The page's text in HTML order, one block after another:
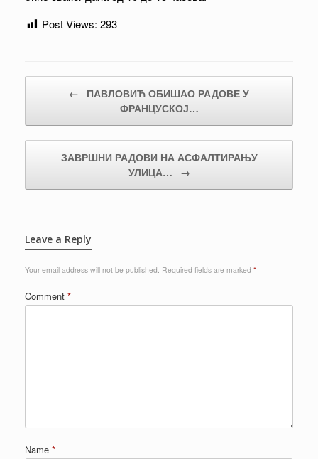
Post Views: 293
←
ПАВЛОВИЋ ОБИШАО РАДОВЕ У
ФРАНЦУСКОЈ…
ЗАВРШНИ РАДОВИ НА АСФАЛТИРАЊУ
УЛИЦА…
→
Leave a Reply
Your email address will not be published. Required fields are marked *
Comment *
Name *